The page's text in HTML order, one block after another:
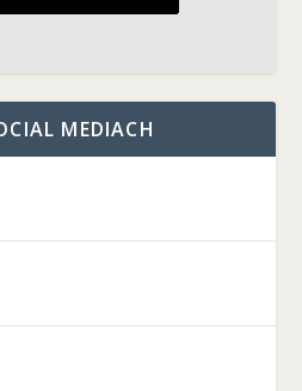
MEDIACH